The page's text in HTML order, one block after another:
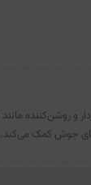
جوش کمک می‌کند.